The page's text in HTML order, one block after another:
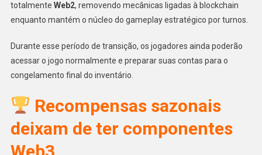
totalmente Web2, removendo mecânicas ligadas à blockchain
enquanto mantém o núcleo do gameplay estratégico por turnos.
Durante esse período de transição, os jogadores ainda poderão
acessar o jogo normalmente e preparar suas contas para o
congelamento final do inventário.
Recompensas sazonais
deixam de ter componentes